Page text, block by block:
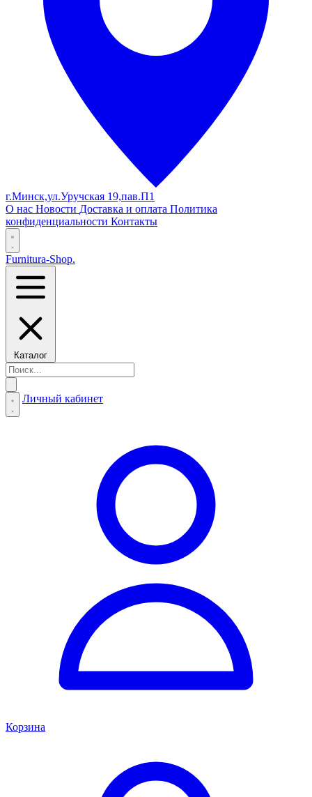
г.Минск,ул.Уручская 19,пав.П1
О нас Новости Доставка и оплата Политика
конфиденциальности Контакты
Furnitura-Shop.
Каталог
Личный кабинет
Корзина